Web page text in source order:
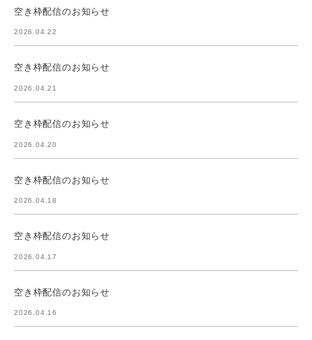
空き枠配信のお知らせ
2026.04.22
空き枠配信のお知らせ
2026.04.21
空き枠配信のお知らせ
2026.04.20
空き枠配信のお知らせ
2026.04.18
空き枠配信のお知らせ
2026.04.17
空き枠配信のお知らせ
2026.04.16